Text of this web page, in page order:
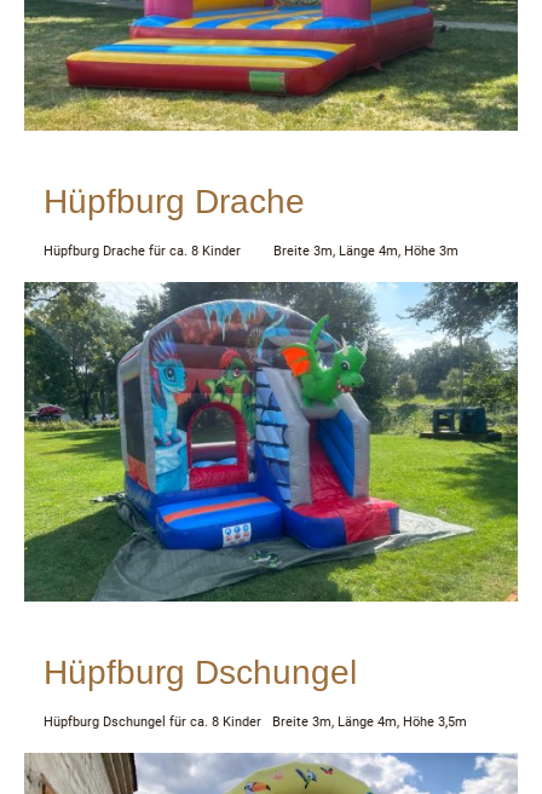
Hüpfburg Drache
Hüpfburg Drache für ca. 8 Kinder Breite 3m, Länge 4m, Höhe 3m
Hüpfburg Dschungel
Hüpfburg Dschungel für ca. 8 Kinder Breite 3m, Länge 4m, Höhe 3,5m